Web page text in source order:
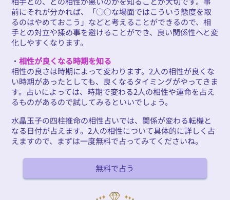
前にそれが分かれば、「○○な場面ではこういう態度を取
るのはやめておこう」などと考えることができるので、相
手との対立や揉め事を避けることができ、良い関係性へと変
化しやすくなります。
・相性が良くなる時期を知る
相性の良さは時期によって変わります。2人の相性が良くな
い時期があったとしても、良くなるタイミングがやってきま
す。占いによっては、時期で変わる2人の相性や運命を占え
るものがあるので試してみるといいでしょう。
水晶玉子の四柱推命の相性占いでは、関係が変わる転機と
なる日付が占えます。2人の相性について具体的に詳しく占
えますので、まずは一度無料で占ってみてくださいね。
無料で占う